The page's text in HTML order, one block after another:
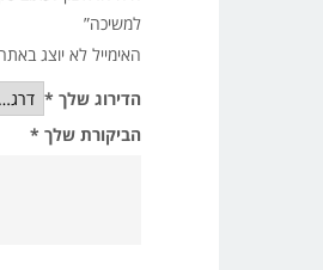
למשיכה”
האימייל לא יוצג
הדירוג שלך *
הביקורת שלך *